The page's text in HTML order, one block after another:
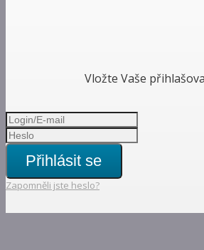
Vložte Vaše
Přihlásit se
Zapomněli jste heslo?